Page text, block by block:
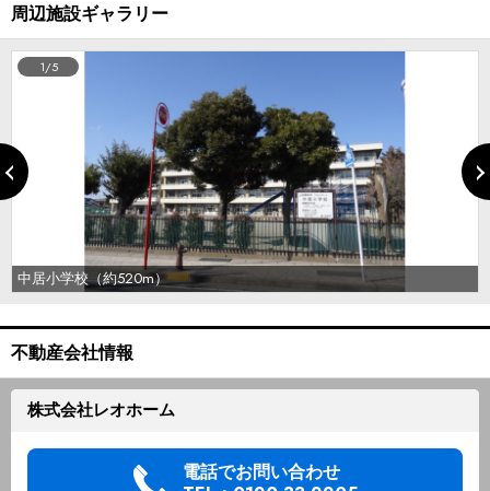
周辺施設ギャラリー
中居小学校（約520m）
1/5
不動産会社情報
株式会社レオホーム
電話でお問い合わせ